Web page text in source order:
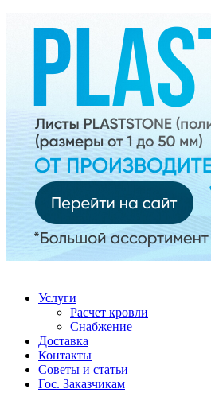
Услуги
Расчет кровли
Снабжение
Доставка
Контакты
Советы и статьи
Гос. Заказчикам